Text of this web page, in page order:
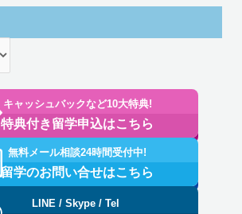
キャッシュバックなど10大特典!
特典付き留学申込はこちら
無料メール相談24時間受付中!
留学のお問い合せはこちら
LINE / Skype / Tel